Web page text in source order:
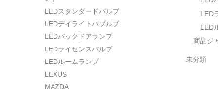
LEDスタンダードバルブ
LEDデイライトバブルブ
LEDバックドアランプ
LEDライセンスバルブ
LEDルームランプ
LEXUS
MAZDA
LED
LED
商品ジ
未分類